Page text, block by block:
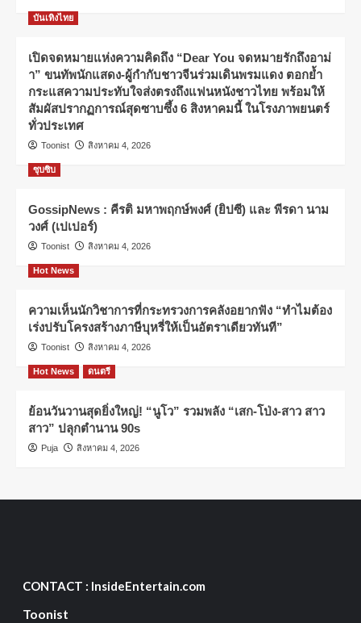
บันเทิงไทย
เปิดจดหมายแห่งความคิดถึง “Dear You จดหมายรักถึงอาม่
า” ขนทัพนักแสดง-ผู้กำกับชาวจีนร่วมเดินพรมแดง ตอกย้ำ
กระแสความประทับใจส่งตรงถึงแฟนหนังชาวไทย พร้อมให้
สัมผัสปรากฏการณ์สุดซาบซึ้ง 6 สิงหาคมนี้ ในโรงภาพยนตร์
ทั่วประเทศ
Toonist สิงหาคม 4, 2026
ซุบซิบ
GossipNews : คีรติ มหาพฤกษ์พงศ์ (ยิปซี) และ พีรดา นาม
วงศ์ (เปเปอร์)
Toonist สิงหาคม 4, 2026
Hot News
ความเห็นนักวิชาการที่กระทรวงการคลังอยากฟัง “ทำไมต้อง
เร่งปรับโครงสร้างภาษีบุหรี่ให้เป็นอัตราเดียวทันที”
Toonist สิงหาคม 4, 2026
Hot News ดนตรี
ย้อนวันวานสุดยิ่งใหญ่! “นูโว” รวมพลัง “เสก-โป่ง-สาว สาว
สาว” ปลุกตำนาน 90s
Puja สิงหาคม 4, 2026
CONTACT : InsideEntertain.com
Toonist